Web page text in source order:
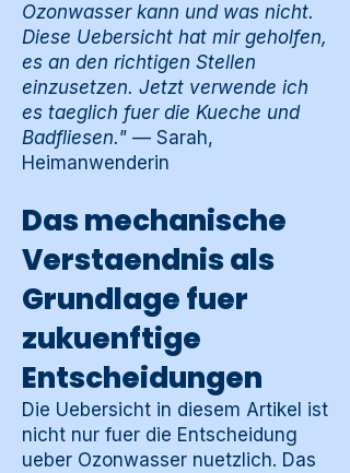
Ozonwasser kann und was nicht.
Diese Uebersicht hat mir geholfen,
es an den richtigen Stellen
einzusetzen. Jetzt verwende ich
es taeglich fuer die Kueche und
Badfliesen." — Sarah,
Heimanwenderin
Das mechanische
Verstaendnis als
Grundlage fuer
zukuenftige
Entscheidungen
Die Uebersicht in diesem Artikel ist
nicht nur fuer die Entscheidung
ueber Ozonwasser nuetzlich. Das